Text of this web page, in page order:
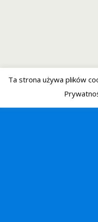
Ta strona używa plików